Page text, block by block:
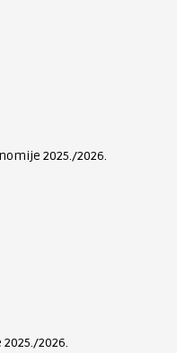
2025./2026.
2026.